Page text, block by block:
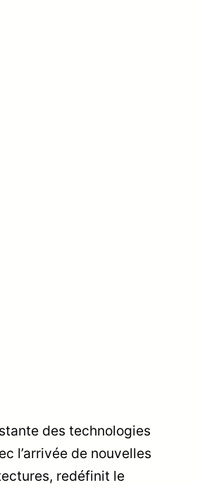
des technologies
l’arrivée de nouvelles
redéfinit le